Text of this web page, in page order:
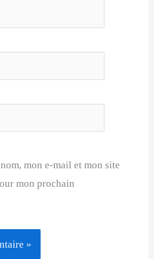
mon e-mail et mon site
mon prochain